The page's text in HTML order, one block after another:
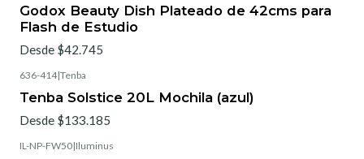
Godox Beauty Dish Plateado de 42cms para
Flash de Estudio
Desde $42.745
636-414|Tenba
Tenba Solstice 20L Mochila (azul)
Desde $133.185
IL-NP-FW50|Iluminus